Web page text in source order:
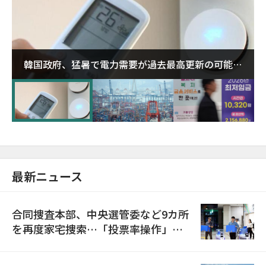
韓国政府、猛暑で電力需要が過去最高更新の可能性
に需給対応体制を点検
最新ニュース
合同捜査本部、中央選管委など9カ所
を再度家宅捜索…「投票率操作」の